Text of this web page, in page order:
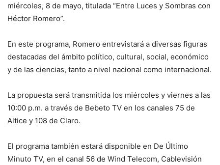
miércoles, 8 de mayo, titulada “Entre Luces y Sombras con
Héctor Romero”.
En este programa, Romero entrevistará a diversas figuras
destacadas del ámbito político, cultural, social, económico
y de las ciencias, tanto a nivel nacional como internacional.
La propuesta será transmitida los miércoles y viernes a las
10:00 p.m. a través de Bebeto TV en los canales 75 de
Altice y 108 de Claro.
El programa también estará disponible en De Último
Minuto TV, en el canal 56 de Wind Telecom, Cablevisión